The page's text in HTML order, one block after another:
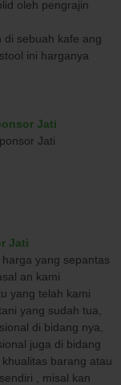
oleh pengrajin
di sebuah kafe ang
ini harganya
Jati
Jati
Jati
yang sepantas
an kami
yang telah kami
yang sudah tua,
di bidang nya,
juga di bidang
barang atau
, misal kan